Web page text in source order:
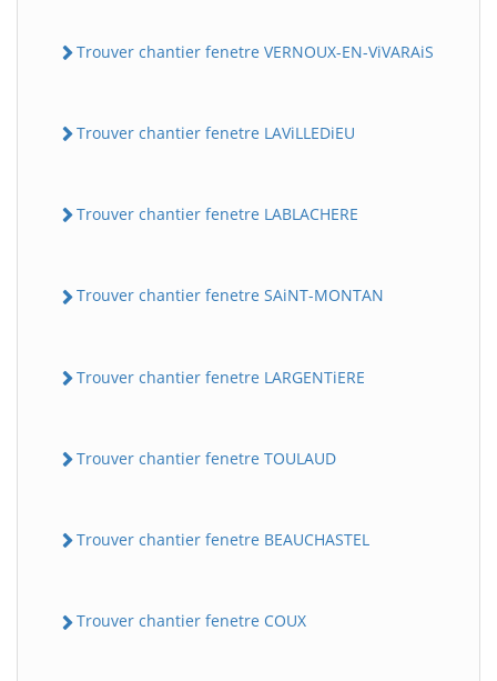
Trouver chantier fenetre VERNOUX-EN-ViVARAiS
Trouver chantier fenetre LAViLLEDiEU
Trouver chantier fenetre LABLACHERE
Trouver chantier fenetre SAiNT-MONTAN
Trouver chantier fenetre LARGENTiERE
Trouver chantier fenetre TOULAUD
Trouver chantier fenetre BEAUCHASTEL
Trouver chantier fenetre COUX